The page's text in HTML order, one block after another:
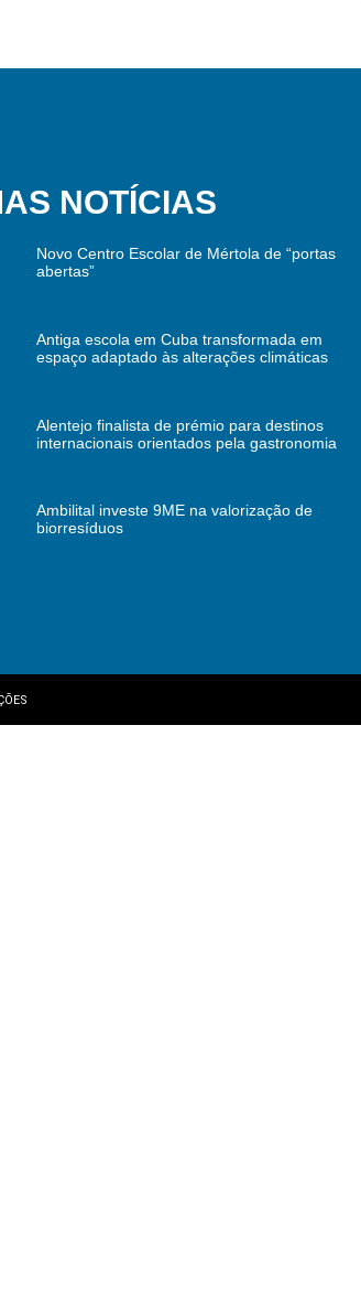
NOTÍCIAS
Novo Centro Escolar de Mértola de “portas
abertas”
Antiga escola em Cuba transformada em
espaço adaptado às alterações climáticas
Alentejo finalista de prémio para destinos
internacionais orientados pela gastronomia
Ambilital investe 9ME na valorização de
biorresíduos